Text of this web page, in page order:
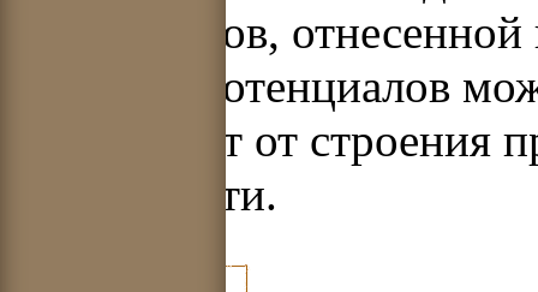
проводников,
разность потенциалов
она зависит от строения
поверхности.